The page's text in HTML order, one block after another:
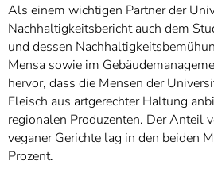
Als einem wichtigen Partner der
Nachhaltigkeitsbericht auch dem
und dessen
Mensa sowie im
hervor, dass die Mensen der
Fleisch aus artgerechter Haltung
regionalen Produzenten. Der Anteil
veganer Gerichte lag in den beiden
Prozent.